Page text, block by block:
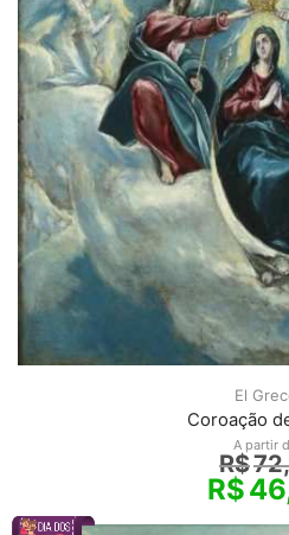
El
Coroação
A partir
R$
R$